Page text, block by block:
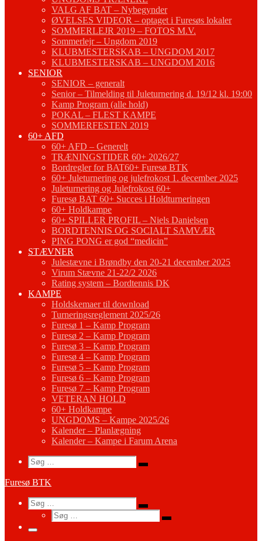
VALG AF BAT – Nybegynder
ØVELSES VIDEOR – optaget i Furesøs lokaler
SOMMERLEJR 2019 – FOTOS M.V.
Sommerlejr – Ungdom 2019
KLUBMESTERSKAB – UNGDOM 2017
KLUBMESTERSKAB – UNGDOM 2016
SENIOR
SENIOR – generalt
Senior – Tilmelding til Juleturnering d. 19/12 kl. 19:00
Kamp Program (alle hold)
POKAL – FLEST KAMPE
SOMMERFESTEN 2019
60+ AFD
60+ AFD – Generelt
TRÆNINGSTIDER 60+ 2026/27
Bordregler for BAT60+ Furesø BTK
60+ Juleturnering og julefrokost 1. december 2025
Juleturnering og Julefrokost 60+
Furesø BAT 60+ Succes i Holdturneringen
60+ Holdkampe
60+ SPILLER PROFIL – Niels Danielsen
BORDTENNIS OG SOCIALT SAMVÆR
PING PONG er god “medicin”
STÆVNER
Julestævne i Brøndby den 20-21 december 2025
Virum Stævne 21-22/2 2026
Rating system – Bordtennis DK
KAMPE
Holdskemaer til download
Turneringsreglement 2025/26
Furesø 1 – Kamp Program
Furesø 2 – Kamp Program
Furesø 3 – Kamp Program
Furesø 4 – Kamp Program
Furesø 5 – Kamp Program
Furesø 6 – Kamp Program
Furesø 7 – Kamp Program
VETERAN HOLD
60+ Holdkampe
UNGDOMS – Kampe 2025/26
Kalender – Planlægning
Kalender – Kampe i Farum Arena
Search
Søg
Søg
Furesø BTK
Search
Søg
Søg
Søg
Søg
Menu